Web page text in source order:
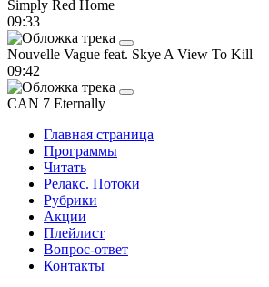
Simply Red Home
09:33
Nouvelle Vague feat. Skye A View To Kill
09:42
CAN 7 Eternally
Главная страница
Программы
Читать
Релакс. Потоки
Рубрики
Акции
Плейлист
Вопрос-ответ
Контакты